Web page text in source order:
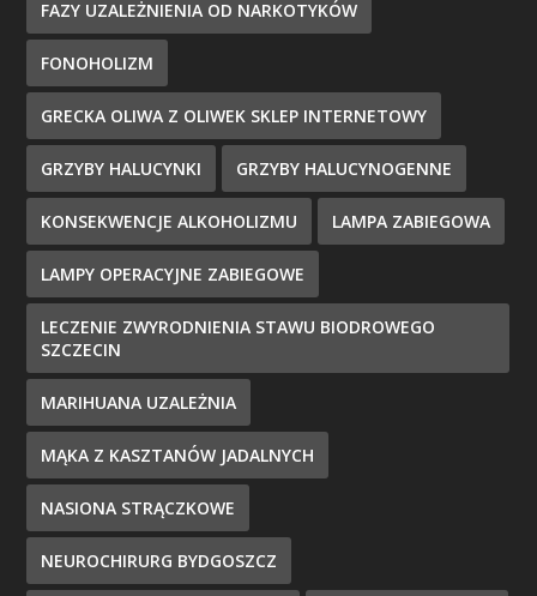
FAZY UZALEŻNIENIA OD NARKOTYKÓW
FONOHOLIZM
GRECKA OLIWA Z OLIWEK SKLEP INTERNETOWY
GRZYBY HALUCYNKI GRZYBY HALUCYNOGENNE
KONSEKWENCJE ALKOHOLIZMU LAMPA ZABIEGOWA
LAMPY OPERACYJNE ZABIEGOWE
LECZENIE ZWYRODNIENIA STAWU BIODROWEGO
SZCZECIN
MARIHUANA UZALEŻNIA
MĄKA Z KASZTANÓW JADALNYCH
NASIONA STRĄCZKOWE
NEUROCHIRURG BYDGOSZCZ